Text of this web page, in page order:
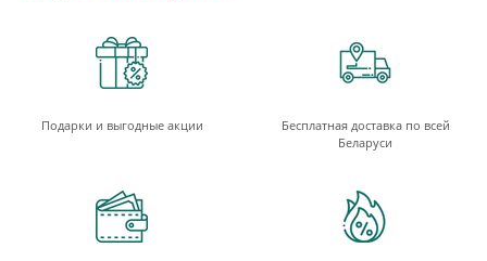
Подарки и выгодные акции
Бесплатная доставка по всей
Беларуси